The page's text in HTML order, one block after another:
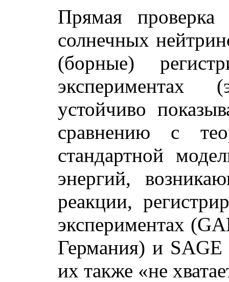
Прямая
солнечных
(борные)
экспериментах
устойчиво
сравнению с
стандартной
энергий,
реакции,
экспериментах
Германия) и
их также «не